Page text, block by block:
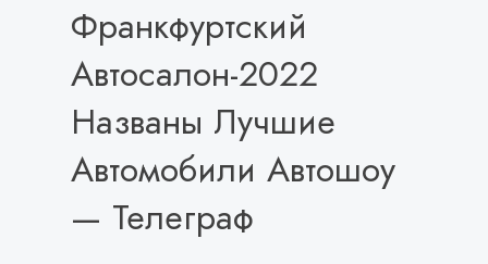
Франкфуртский
Автосалон-2022
Названы Лучшие
Автомобили Автошоу
— Телеграф